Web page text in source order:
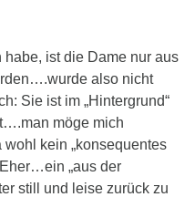
ist die Dame nur aus
also nicht
Sie ist im „Hintergrund“
möge mich
kein „konsequentes
„aus der
still und leise zurück zu